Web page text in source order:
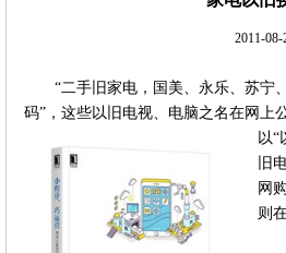
2011-
“二手旧家电，国美、永乐、苏宁
码”，这些以旧电视、电脑之名在网上
以“
旧
网
则